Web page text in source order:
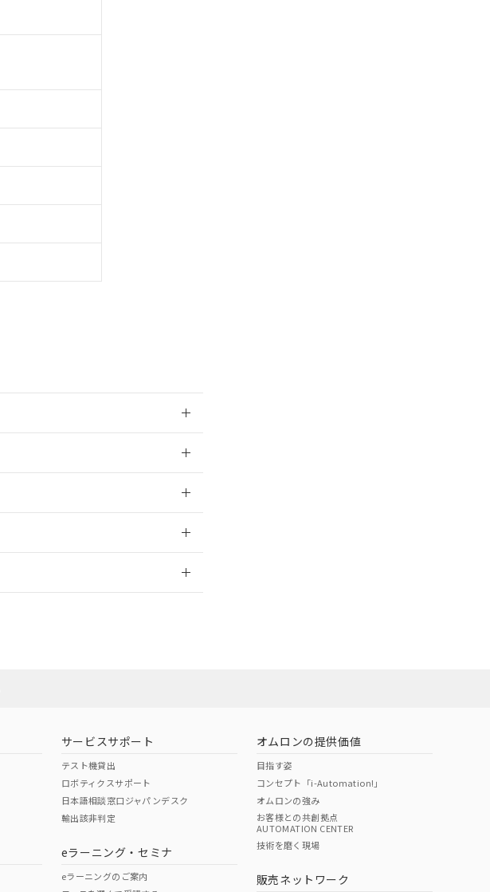
サービスサポート
テスト機貸出
ロボティクスサポート
日本語相談窓口ジャパンデスク
輸出該非判定
eラーニング・セミナ
eラーニングのご案内
オムロンの提供価値
目指す姿
コンセプト「i-Automation!」
オムロンの強み
お客様との共創拠点
AUTOMATION CENTER
技術を磨く現場
販売ネットワーク